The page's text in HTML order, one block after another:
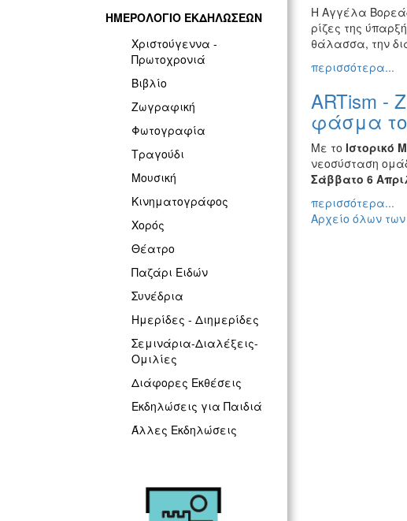
ΗΜΕΡΟΛΟΓΙΟ ΕΚΔΗΛΩΣΕΩΝ
Χριστούγεννα -
Πρωτοχρονιά
Βιβλίο
Ζωγραφική
Φωτογραφία
Τραγούδι
Μουσική
Κινηματογράφος
Χορός
Θέατρο
Παζάρι Ειδών
Συνέδρια
Ημερίδες - Διημερίδες
Σεμινάρια-Διαλέξεις-
Ομιλίες
Διάφορες Εκθέσεις
Εκδηλώσεις για Παιδιά
Άλλες Εκδηλώσεις
Η Αγγέλα
ρίζες της
θάλασσα, την
περισσότερα...
ARTism -
φάσμα
Με το Ιστορικό
νεοσύσταση
Σάββατο 6
περισσότερα...
Αρχείο όλων